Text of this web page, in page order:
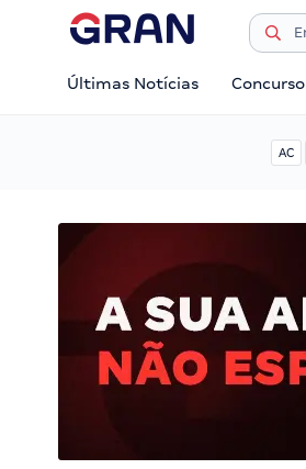
Últimas Notícias
AC